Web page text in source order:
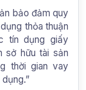
bảo đảm quy
thỏa thuận
tín dụng giấy
sở hữu tài sản
thời gian vay